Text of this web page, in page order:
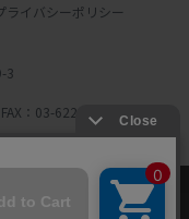
ライバシーポリシー
3
：03-6222-0762
Ltd.
ービス